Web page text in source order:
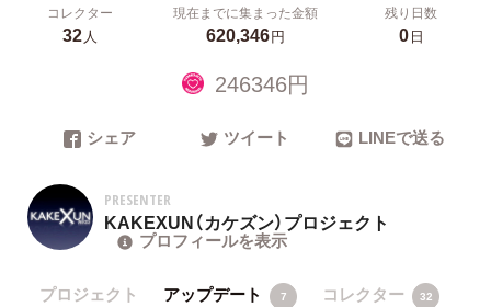
コレクター
32人
現在までに集まった金額
620,346円
246346円
残り日数
0日
シェア ツイート LINEで送る
PRESENTER
KAKEXUN（カケズン）プロジェクト
プロフィールを表示
プロジェクト アップデート 7 コレクター 32